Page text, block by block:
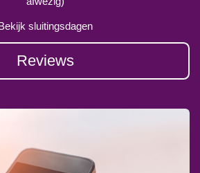
sluitingsdagen
Reviews